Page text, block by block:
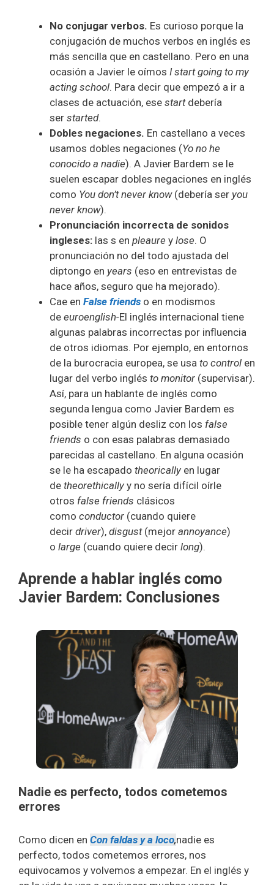
No conjugar verbos. Es curioso porque la
conjugación de muchos verbos en inglés es
más sencilla que en castellano. Pero en una
ocasión a Javier le oímos I start going to my
acting school. Para decir que empezó a ir a
clases de actuación, ese startdebería
ser started.
Dobles negaciones. En castellano a veces
usamos dobles negaciones (Yo no he
conocido a nadie). A Javier Bardem se le
suelen escapar dobles negaciones en inglés
como You don’t never know(debería ser you
never know).
Pronunciación incorrecta de sonidos
ingleses: las s en pleaure y lose. O
pronunciación no del todo ajustada del
diptongo en years (eso en entrevistas de
hace años, seguro que ha mejorado).
Cae en False friends o en modismos
de euroenglish-El inglés internacional tiene
algunas palabras incorrectas por influencia
de otros idiomas. Por ejemplo, en entornos
de la burocracia europea, se usa to control en
lugar del verbo inglés to monitor (supervisar).
Así, para un hablante de inglés como
segunda lengua como Javier Bardem es
posible tener algún desliz con los false
friends o con esas palabras demasiado
parecidas al castellano. En alguna ocasión
se le ha escapado theorically en lugar
de theorethically y no sería difícil oírle
otros false friends clásicos
como conductor (cuando quiere
decir driver), disgust(mejor annoyance)
o large (cuando quiere decir long).
Aprende a hablar inglés como
Javier Bardem: Conclusiones
Nadie es perfecto, todos cometemos
errores
Como dicen en Con faldas y a loco,nadie es
perfecto, todos cometemos errores, nos
equivocamos y volvemos a empezar. En el inglés y